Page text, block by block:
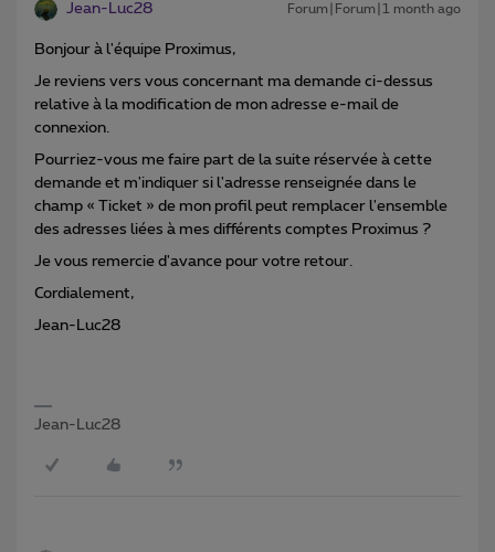
Jean-Luc28 Forum|Forum|1 month ago
Bonjour à l'équipe Proximus,
Je reviens vers vous concernant ma demande ci-dessus
relative à la modification de mon adresse e-mail de
connexion.
Pourriez-vous me faire part de la suite réservée à cette
demande et m'indiquer si l'adresse renseignée dans le
champ « Ticket » de mon profil peut remplacer l'ensemble
des adresses liées à mes différents comptes Proximus ?
Je vous remercie d'avance pour votre retour.
Cordialement,
Jean-Luc28
Jean-Luc28